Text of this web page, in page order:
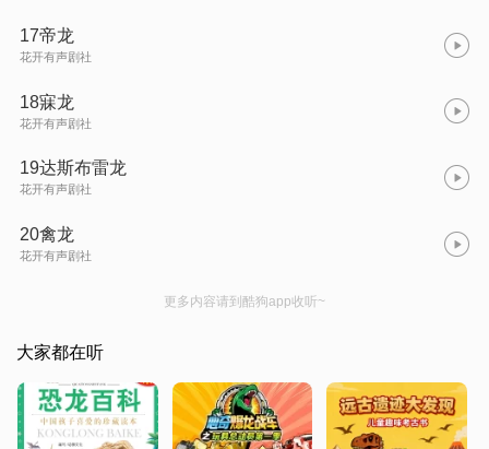
17帝龙
花开有声剧社
18寐龙
花开有声剧社
19达斯布雷龙
花开有声剧社
20禽龙
花开有声剧社
更多内容请到酷狗app收听~
大家都在听